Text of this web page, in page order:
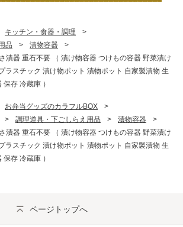
キッチン・食器・調理
>
品
> 漬物容器
>
漬器 重石不要 （ 漬け物容器 つけもの容器 野菜漬け
ラスチック 漬け物ポット 漬物ポット 自家製漬物 生
存 冷蔵庫 ）
お弁当グッズのカラフルBOX
>
> 調理道具・下ごしらえ用品 > 漬物容器
>
漬器 重石不要 （ 漬け物容器 つけもの容器 野菜漬け
ラスチック 漬け物ポット 漬物ポット 自家製漬物 生
存 冷蔵庫 ）
ページトップへ